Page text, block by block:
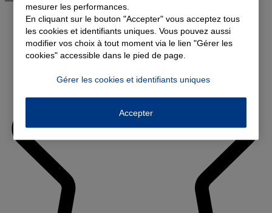
mesurer les performances.
En cliquant sur le bouton "Accepter" vous acceptez tous
les cookies et identifiants uniques. Vous pouvez aussi
modifier vos choix à tout moment via le lien "Gérer les
cookies" accessible dans le pied de page.
Gérer les cookies et identifiants uniques
Accepter